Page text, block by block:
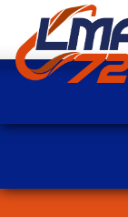
Panneau de gestion